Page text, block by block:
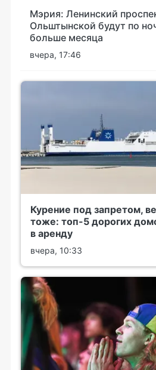
Мэрия: Ленинский
Ольштынской будут по
больше месяца
вчера, 17:46
Курение под запретом,
тоже: топ-5 дорогих
в аренду
вчера, 10:33